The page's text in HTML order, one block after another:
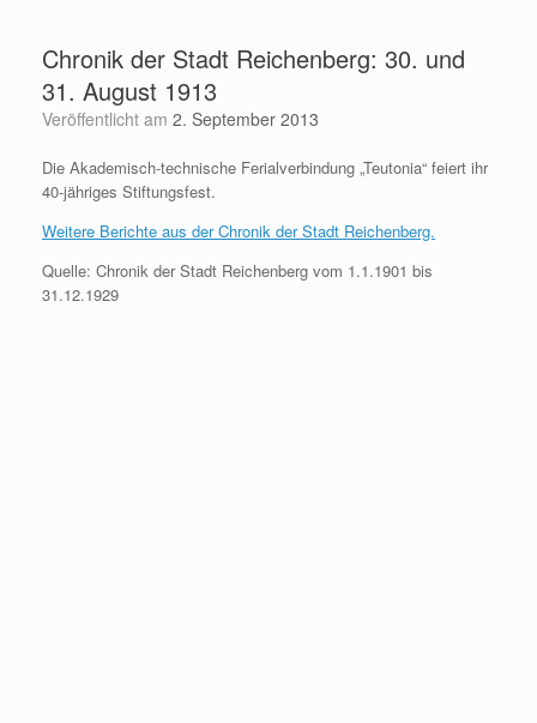
springenChronik der Stadt Reichenberg: 30. und
31. August 1913
Veröffentlicht am 2. September 2013
Die Akademisch-technische Ferialverbindung „Teutonia“ feiert ihr
40-jähriges Stiftungsfest.
Weitere Berichte aus der Chronik der Stadt Reichenberg.
Quelle: Chronik der Stadt Reichenberg vom 1.1.1901 bis
31.12.1929